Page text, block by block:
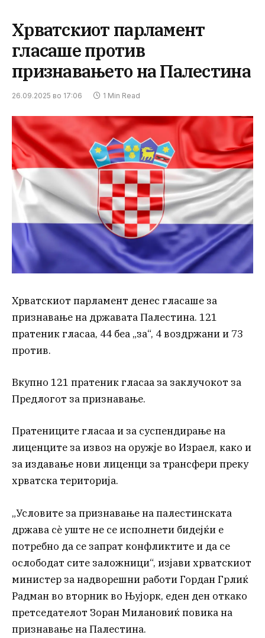
Хрватскиот парламент
гласаше против
признавањето на Палестина
26.09.2025 во 17:06 1 Min Read
Хрватскиот парламент денес гласаше за
признавање на државата Палестина. 121
пратеник гласаа, 44 беа „за“, 4 воздржани и 73
против.
Вкупно 121 пратеник гласаа за заклучокот за
Предлогот за признавање.
Пратениците гласаа и за суспендирање на
лиценците за извоз на оружје во Израел, како и
за издавање нови лиценци за трансфери преку
хрватска територија.
„Условите за признавање на палестинската
држава сè уште не се исполнети бидејќи е
потребно да се запрат конфликтите и да се
ослободат сите заложници“, изјави хрватскиот
министер за надворешни работи Гордан Грлиќ
Радман во вторник во Њујорк, еден ден откако
претседателот Зоран Милановиќ повика на
признавање на Палестина.